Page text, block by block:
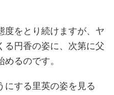
度をとり続けますが、ヤ
る円香の姿に、次第に父
るのです。
にする里英の姿を見る